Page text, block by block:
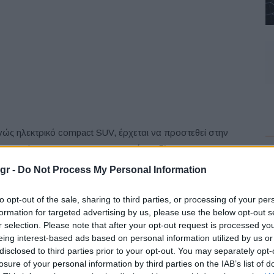
- Do Not Process My Personal Information
opt-out of the sale, sharing to third parties, or processing of your
for targeted advertising by us, please use the below opt-out
selection. Please note that after your opt-out request is processed
interest-based ads based on personal information utilized by us
to third parties prior to your opt-out. You may separately
of your personal information by third parties on the IAB’s list of
ηλεκτρικό compact SUV, έρχεται να προστεθεί στην
Μercedes-Benz. Η πρωτοποριακή σχεδίαση και ο
της EQA. Με αυτό το αυτοκίνητο, η μάρκα
μία εξολοκλήρου ηλεκτρική Mercedes στην compact
τη χρηστικότητά της στην καθημερινότητα.
Benz στο Rastatt της Γερμανίας ξεκίνησε το 2020.
ήδη στους δρόμους του κόσμου, την EQC &
οχημάτων με συμβατικά ή υβριδικά